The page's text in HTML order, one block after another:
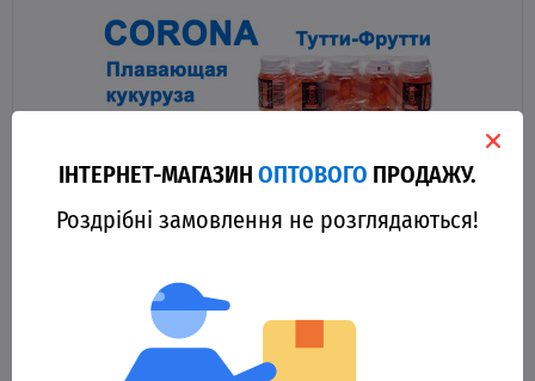
ІНТЕРНЕТ-МАГАЗИНОПТОВОГО ПРОДАЖУ.
Роздрібні замовлення не розглядаються!